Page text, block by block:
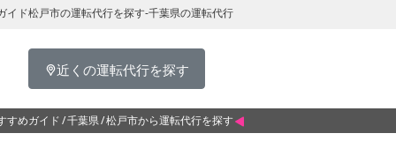
ド松戸市の運転代行を探す-千葉県の運転代行
近くの運転代行を探す
すめガイド 千葉県 松戸市から運転代行を探す